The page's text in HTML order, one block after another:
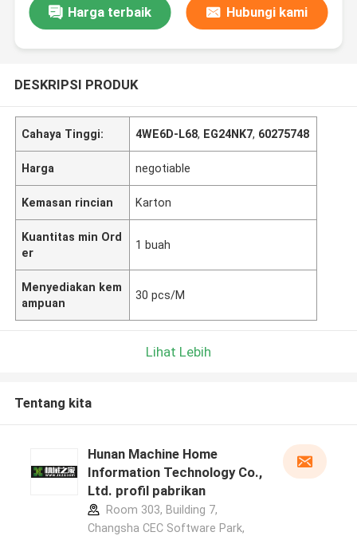
Harga terbaik Hubungi kami
DESKRIPSI PRODUK
Cahaya Tinggi: 4WE6D-L68, EG24NK7, 60275748
Harga negotiable
Kemasan rincian Karton
Kuantitas min Ord
er
1 buah
Menyediakan kem
ampuan
30 pcs/M
Lihat Lebih
Tentang kita
Hunan Machine Home
Information Technology Co.,
Ltd. profil pabrikan
Room 303, Building 7,
Changsha CEC Software Park,